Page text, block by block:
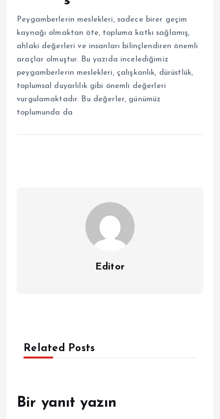
Peygamberlerin meslekleri, sadece birer geçim
kaynağı olmaktan öte, topluma katkı sağlamış,
ahlaki değerleri ve insanları bilinçlendiren önemli
araçlar olmuştur. Bu yazıda incelediğimiz
peygamberlerin meslekleri, çalışkanlık, dürüstlük,
toplumsal duyarlılık gibi önemli değerleri
vurgulamaktadır. Bu değerler, günümüz
toplumunda da
Editor
Related Posts
Bir yanıt yazın